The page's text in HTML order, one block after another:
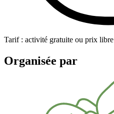
Tarif : activité gratuite ou prix libre
Organisée par